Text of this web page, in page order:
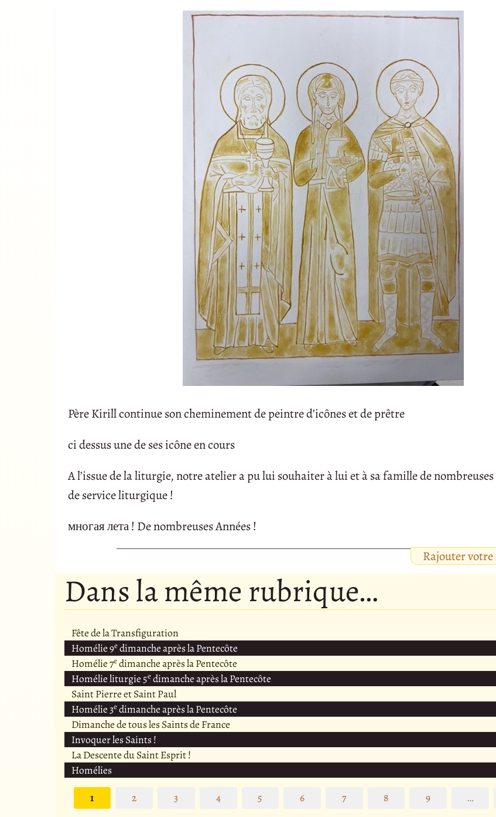
Père Kirill continue son cheminement de peintre d’icônes et de prêtre
ci dessus une de ses icône en cours
A l’issue de la liturgie, notre atelier a pu lui souhaiter à lui et à sa famille de nombreuses
de service liturgique !
многая лета ! De nombreuses Années !
Rajouter
Dans la même rubrique…
Fête de la Transfiguration
Homélie 9edimanche après la Pentecôte
Homélie 7edimanche après la Pentecôte
Homélie liturgie 5edimanche après la Pentecôte
Saint Pierre et Saint Paul
Homélie 3edimanche après la Pentecôte
Dimanche de tous les Saints de France
Invoquer les Saints !
La Descente du Saint Esprit !
Homélies
1
2 3 4 5 6 7 8 9 …